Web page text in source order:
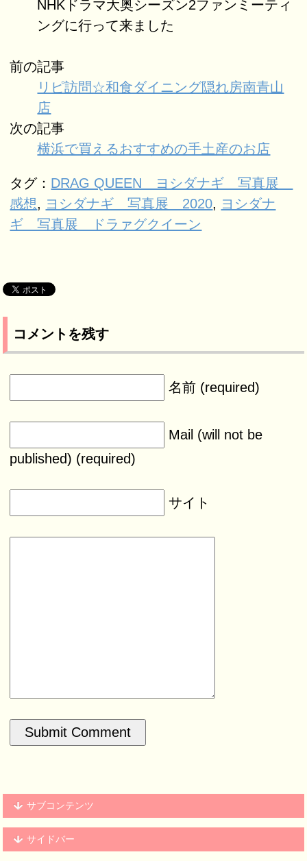
NHKドラマ大奥シーズン2ファンミーティ
ングに行って来ました
前の記事
リピ訪問☆和食ダイニング隠れ房南青山
店
次の記事
横浜で買えるおすすめの手土産のお店
タグ： DRAG QUEEN ヨシダナギ 写真展
感想, ヨシダナギ 写真展 2020, ヨシダナ
ギ 写真展 ドラァグクイーン
コメントを残す
名前 (required)
Mail (will not be
published) (required)
サイト
サブコンテンツ
サイドバー